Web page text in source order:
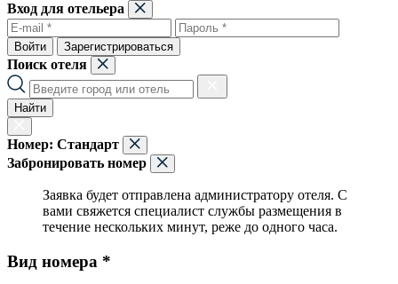
Вход для отельера
Войти Зарегистрироваться
Поиск отеля
Найти
Номер: Стандарт
Забронировать номер
Заявка будет отправлена администратору отеля. С
вами свяжется специалист службы размещения в
течение нескольких минут, реже до одного часа.
Вид номера *